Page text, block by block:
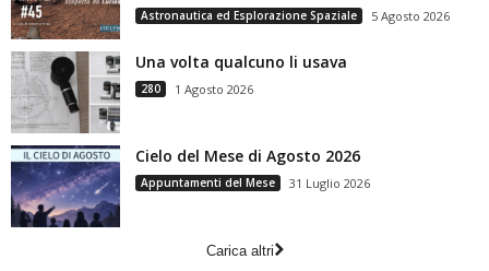
Astronautica ed Esplorazione Spaziale 5 Agosto 2026
Una volta qualcuno li usava
280 1 Agosto 2026
Cielo del Mese di Agosto 2026
Appuntamenti del Mese 31 Luglio 2026
Carica altri